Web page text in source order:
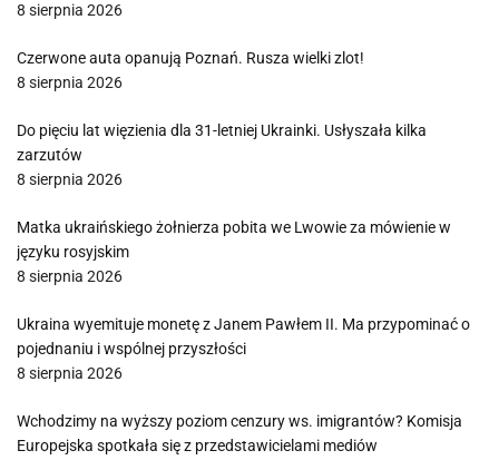
8 sierpnia 2026
Czerwone auta opanują Poznań. Rusza wielki zlot!
8 sierpnia 2026
Do pięciu lat więzienia dla 31-letniej Ukrainki. Usłyszała kilka
zarzutów
8 sierpnia 2026
Matka ukraińskiego żołnierza pobita we Lwowie za mówienie w
języku rosyjskim
8 sierpnia 2026
Ukraina wyemituje monetę z Janem Pawłem II. Ma przypominać o
pojednaniu i wspólnej przyszłości
8 sierpnia 2026
Wchodzimy na wyższy poziom cenzury ws. imigrantów? Komisja
Europejska spotkała się z przedstawicielami mediów